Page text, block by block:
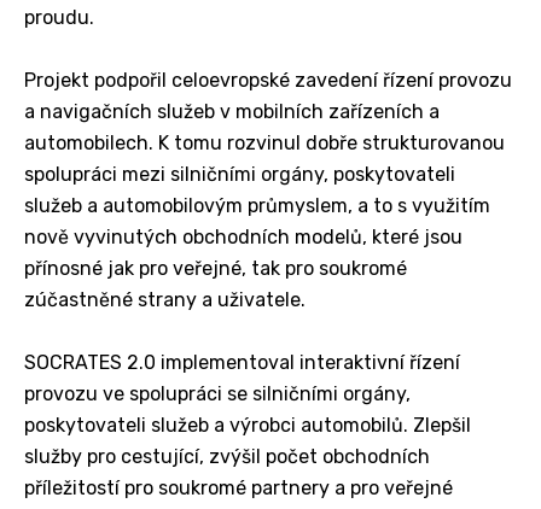
proudu.
Projekt podpořil celoevropské zavedení řízení provozu
a navigačních služeb v mobilních zařízeních a
automobilech. K tomu rozvinul dobře strukturovanou
spolupráci mezi silničními orgány, poskytovateli
služeb a automobilovým průmyslem, a to s využitím
nově vyvinutých obchodních modelů, které jsou
přínosné jak pro veřejné, tak pro soukromé
zúčastněné strany a uživatele.
SOCRATES 2.0 implementoval interaktivní řízení
provozu ve spolupráci se silničními orgány,
poskytovateli služeb a výrobci automobilů. Zlepšil
služby pro cestující, zvýšil počet obchodních
příležitostí pro soukromé partnery a pro veřejné